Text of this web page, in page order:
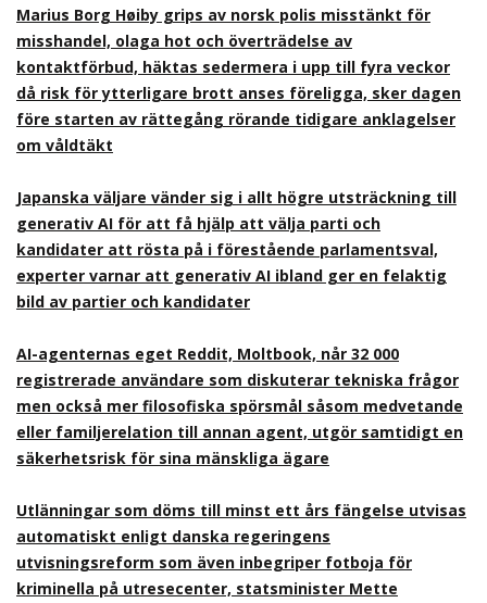
Marius Borg Høiby grips av norsk polis misstänkt för
misshandel, olaga hot och överträdelse av
kontaktförbud, häktas sedermera i upp till fyra veckor
då risk för ytterligare brott anses föreligga, sker dagen
före starten av rättegång rörande tidigare anklagelser
om våldtäkt
Japanska väljare vänder sig i allt högre utsträckning till
generativ AI för att få hjälp att välja parti och
kandidater att rösta på i förestående parlamentsval,
experter varnar att generativ AI ibland ger en felaktig
bild av partier och kandidater
AI-agenternas eget Reddit, Moltbook, når 32 000
registrerade användare som diskuterar tekniska frågor
men också mer filosofiska spörsmål såsom medvetande
eller familjerelation till annan agent, utgör samtidigt en
säkerhetsrisk för sina mänskliga ägare
Utlänningar som döms till minst ett års fängelse utvisas
automatiskt enligt danska regeringens
utvisningsreform som även inbegriper fotboja för
kriminella på utresecenter, statsminister Mette